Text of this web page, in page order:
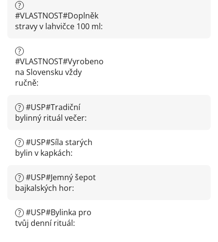
?
#VLASTNOST#Doplněk
stravy v lahvičce 100 ml:
?
#VLASTNOST#Vyrobeno
na Slovensku vždy
ručně:
? #USP#Tradiční
bylinný rituál večer:
? #USP#Síla starých
bylin v kapkách:
? #USP#Jemný šepot
bajkalských hor:
? #USP#Bylinka pro
tvůj denní rituál: